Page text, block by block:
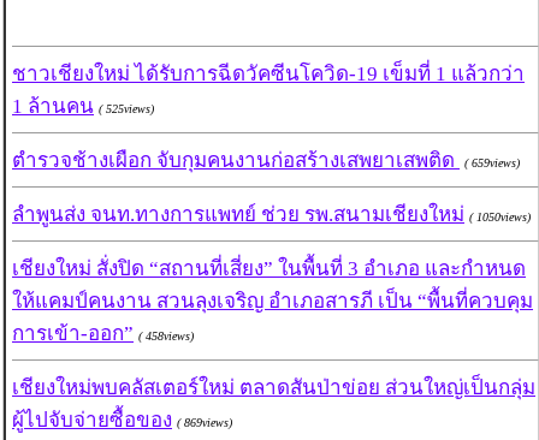
ชาวเชียงใหม่ ได้รับการฉีดวัคซีนโควิด-19 เข็มที่ 1 แล้วกว่า
1 ล้านคน ( 525views)
ตำรวจช้างเผือก จับกุมคนงานก่อสร้างเสพยาเสพติด ( 659views)
ลำพูนส่ง จนท.ทางการแพทย์ ช่วย รพ.สนามเชียงใหม่ ( 1050views)
เชียงใหม่ สั่งปิด “สถานที่เสี่ยง” ในพื้นที่ 3 อำเภอ และกำหนด
ให้แคมป์คนงาน สวนลุงเจริญ อำเภอสารภี เป็น “พื้นที่ควบคุม
การเข้า-ออก” ( 458views)
เชียงใหม่พบคลัสเตอร์ใหม่ ตลาดสันป่าข่อย ส่วนใหญ่เป็นกลุ่ม
ผู้ไปจับจ่ายซื้อของ ( 869views)